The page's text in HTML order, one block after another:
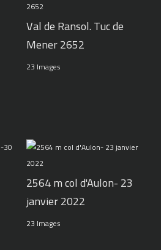
Val de Ransol. Tuc de
Mener 2652
23 Images
2564 m col d'Aulon- 23
janvier 2022
23 Images